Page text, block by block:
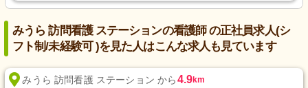
みうら 訪問看護 ステーションの看護師 の正社員求人(シ
フト制/未経験可 )を見た人はこんな求人も見ています
みうら 訪問看護 ステーション から4.9km